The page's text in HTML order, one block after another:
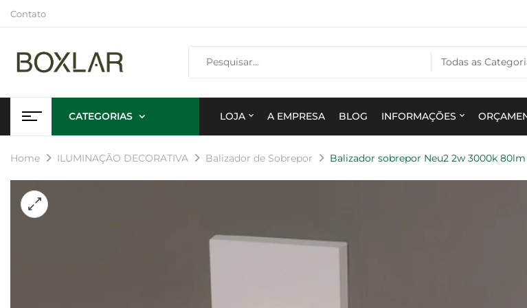
Contato
Todas as
CATEGORIAS LOJA A EMPRESA BLOG INFORMAÇÕES
Home ILUMINAÇÃO DECORATIVA Balizador de Sobrepor Balizador sobrepor Neu2 2w 3000k 80lm